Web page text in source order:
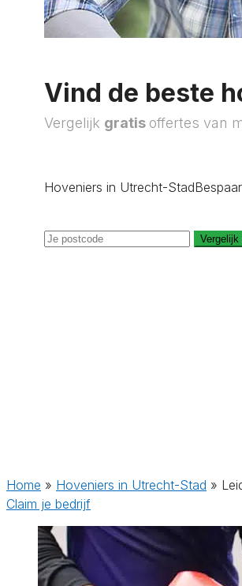
Vind de beste
Vergelijk gratis offertes van
Hoveniers in Utrecht-Stad
Vergelijk
Home » Hoveniers in Utrecht-Stad »
Claim je bedrijf